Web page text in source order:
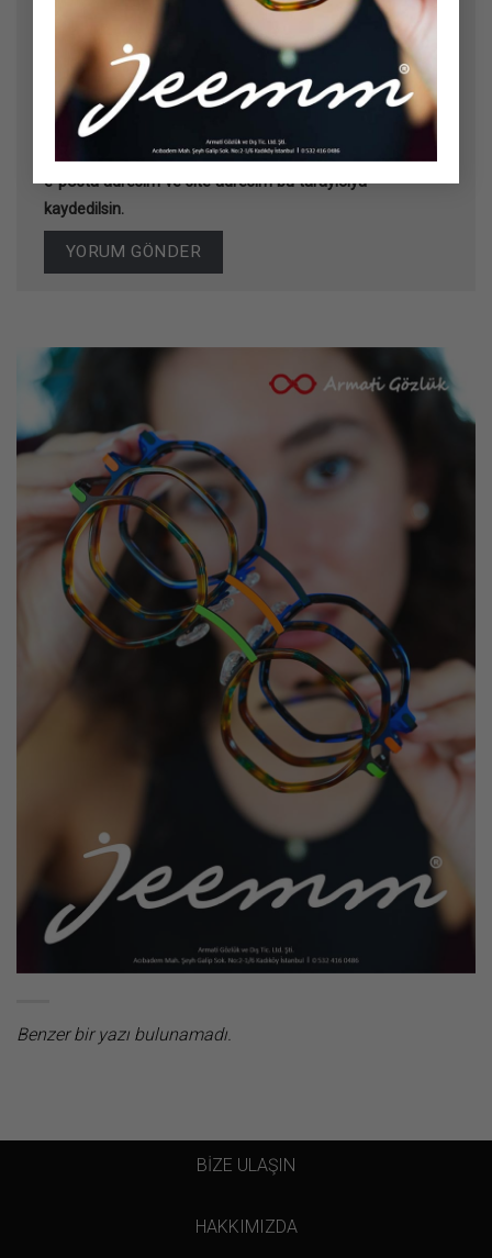
İnternet sitesi
Daha sonraki yorumlarımda kullanılması için adım,
e-posta adresim ve site adresim bu tarayıcıya
kaydedilsin.
Benzer bir yazı bulunamadı.
BİZE ULAŞIN
HAKKIMIZDA